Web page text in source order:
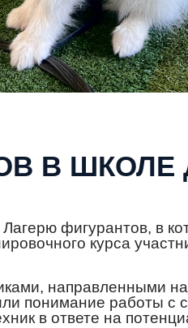
В ШКОЛЕ
фигурантов, в
курса
направленными
понимание работы
в ответе на